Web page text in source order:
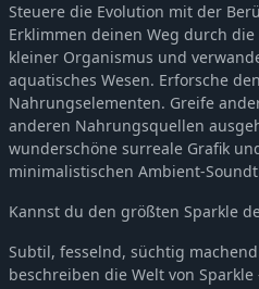
Steuere die Evolution mit der
Erklimmen deinen Weg durch
kleiner Organismus und
aquatisches Wesen. Erforsche
Nahrungselementen. Greife
anderen Nahrungsquellen
wunderschöne surreale Grafik
minimalistischen Ambient-
Kannst du den größten Sparkle
Subtil, fesselnd, süchtig
beschreiben die Welt von